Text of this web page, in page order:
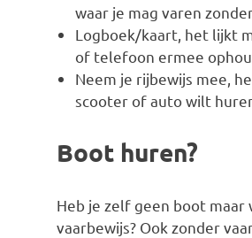
waar je mag varen
Logboek/kaart, het lijkt
of telefoon ermee
Neem je rijbewijs mee,
scooter of auto wilt
Boot huren?
Heb je zelf geen boot maar
vaarbewijs? Ook zonder